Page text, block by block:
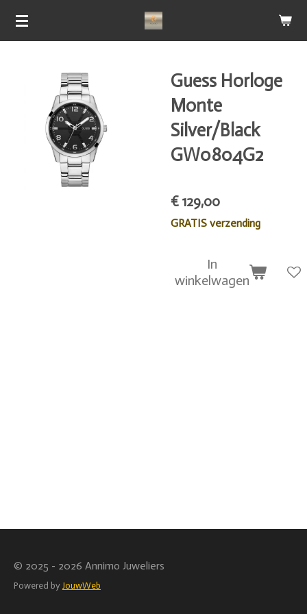
Ga
hoofdinhoud
Guess Horloge
Monte
Silver/Black
GW0804G2
€ 129,00
GRATIS verzending
In
winkelwagen
© 2025 - 2026 Annimo Juweliers
Powered by JouwWeb